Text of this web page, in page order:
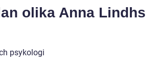
olika Anna Lindhs
psykologi